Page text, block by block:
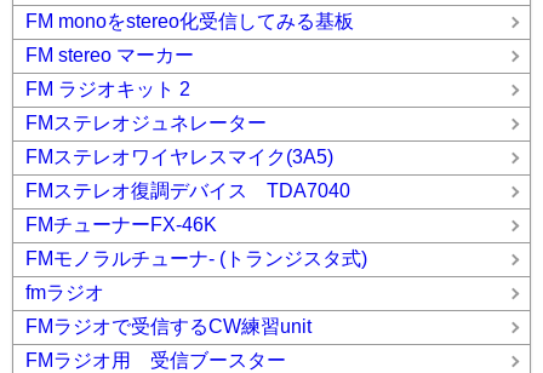
FM monoをstereo化受信してみる基板
FM stereo マーカー
FM ラジオキット 2
FMステレオジュネレーター
FMステレオワイヤレスマイク(3A5)
FMステレオ復調デバイス TDA7040
FMチューナーFX-46K
FMモノラルチューナ- (トランジスタ式)
fmラジオ
FMラジオで受信するCW練習unit
FMラジオ用 受信ブースター